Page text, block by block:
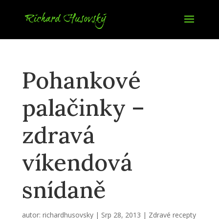
Pohankové
palačinky –
zdravá
víkendová
snídaně
autor: richardhusovsky| Srp 28, 2013 | Zdravé recepty